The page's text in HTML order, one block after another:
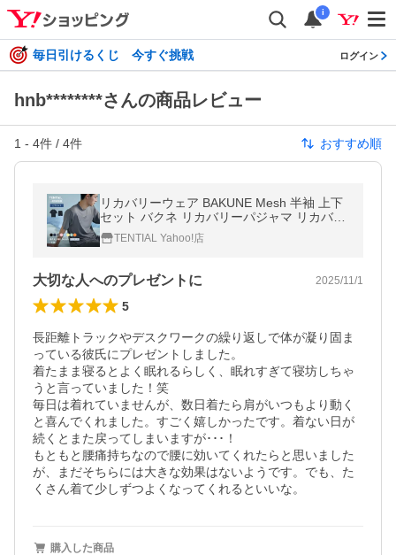
i
毎日引けるくじ 今すぐ挑戦 ログイン
hnb********さんの商品レビュー
1 - 4件 / 4件 おすすめ順
リカバリーウェア BAKUNE Mesh 半袖 上下
セット バクネ リカバリーパジャマ リカバリ
ーウエア 一般医療機器 レディース メンズ テ
ンシャル メッシュ
TENTIAL Yahoo!店
大切な人へのプレゼントに 2025/11/1
5
長距離トラックやデスクワークの繰り返しで体が凝り固ま
っている彼氏にプレゼントしました。
着たまま寝るとよく眠れるらしく、眠れすぎて寝坊しちゃ
うと言っていました！笑
毎日は着れていませんが、数日着たら肩がいつもより動く
と喜んでくれました。すごく嬉しかったです。着ない日が
続くとまた戻ってしまいますが･･･！
もともと腰痛持ちなので腰に効いてくれたらと思いました
が、まだそちらには大きな効果はないようです。でも、た
くさん着て少しずつよくなってくれるといいな。
購入した商品